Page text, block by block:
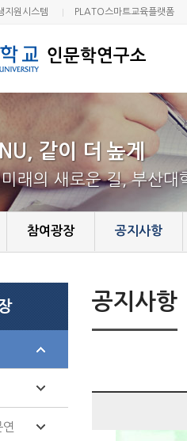
인문학연구소
지원시스템 PLATO스마트교육플랫폼
같이 더 높게
래의 새로운 길, 부산대
참여광장 공지사항
공지사항